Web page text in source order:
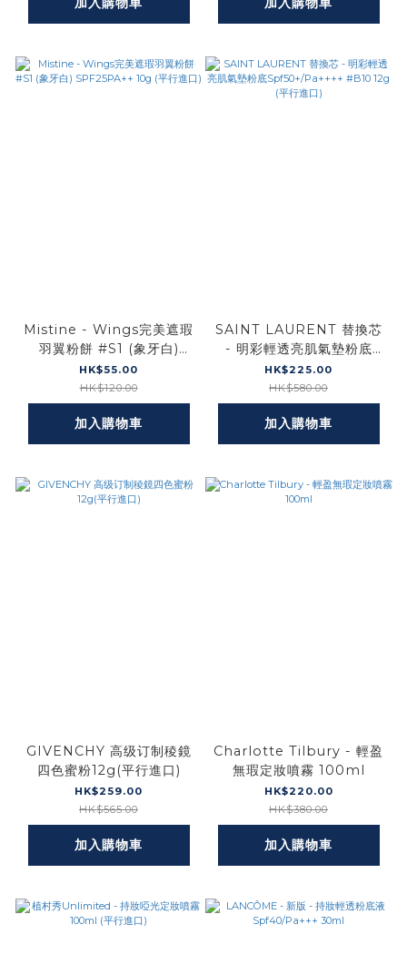
Mistine - Wings完美遮瑕
羽翼粉餅 #S1 (象牙白)
SPF25PA++ 10g (平行進
口)
HK$55.00
HK$120.00
加入購物車
SAINT LAURENT 替換芯
- 明彩輕透亮肌氣墊粉底
Spf50+/Pa++++ #B10
12g (平行進口)
HK$225.00
HK$580.00
加入購物車
GIVENCHY 高级订制稜鏡
四色蜜粉12g(平行進口)
HK$259.00
HK$565.00
加入購物車
Charlotte Tilbury - 輕盈
無瑕定妝噴霧 100ml
HK$220.00
HK$380.00
加入購物車